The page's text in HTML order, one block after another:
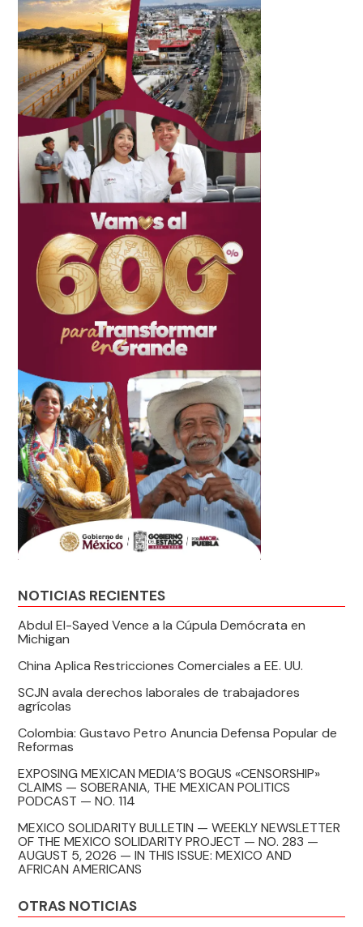
NOTICIAS RECIENTES
Abdul El-Sayed Vence a la Cúpula Demócrata en
Michigan
China Aplica Restricciones Comerciales a EE. UU.
SCJN avala derechos laborales de trabajadores
agrícolas
Colombia: Gustavo Petro Anuncia Defensa Popular de
Reformas
EXPOSING MEXICAN MEDIA’S BOGUS «CENSORSHIP»
CLAIMS — SOBERANIA, THE MEXICAN POLITICS
PODCAST — NO. 114
MEXICO SOLIDARITY BULLETIN — WEEKLY NEWSLETTER
OF THE MEXICO SOLIDARITY PROJECT — NO. 283 —
AUGUST 5, 2026 — IN THIS ISSUE: MEXICO AND
AFRICAN AMERICANS
OTRAS NOTICIAS